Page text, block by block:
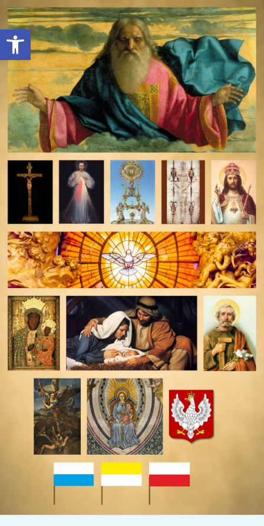
Open toolbar
deomeo-logo
Utwórz konto
Zaloguj